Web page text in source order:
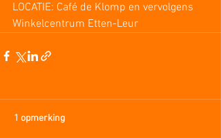
LOCATIE: Café de Klomp en vervolgens
Winkelcentrum Etten-Leur
1 opmerking